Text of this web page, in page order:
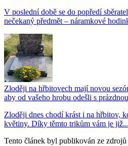
V poslední době se do popředí
nečekaný předmět – náramkové
Zloději na hřbitovech mají novou
aby od vašeho hrobu odešli s prázdnou
Zloději dnes chodí krást i na hřbitov,
květiny. Díky těmto trikům vám je již...
Tento článek byl publikován ze zdrojů